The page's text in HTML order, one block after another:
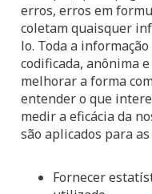
erros, erros em
coletam quaisquer
lo. Toda a
codificada, anônima
melhorar a forma
entender o que
medir a eficácia da
são aplicados para
Fornecer